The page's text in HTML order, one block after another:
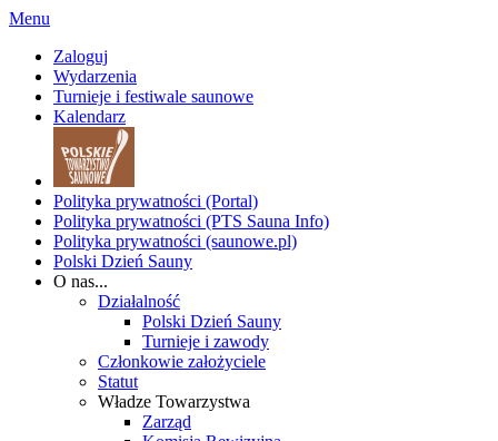
Menu
Zaloguj
Wydarzenia
Turnieje i festiwale saunowe
Kalendarz
Polityka prywatności (Portal)
Polityka prywatności (PTS Sauna Info)
Polityka prywatności (saunowe.pl)
Polski Dzień Sauny
O nas...
Działalność
Polski Dzień Sauny
Turnieje i zawody
Członkowie założyciele
Statut
Władze Towarzystwa
Zarząd